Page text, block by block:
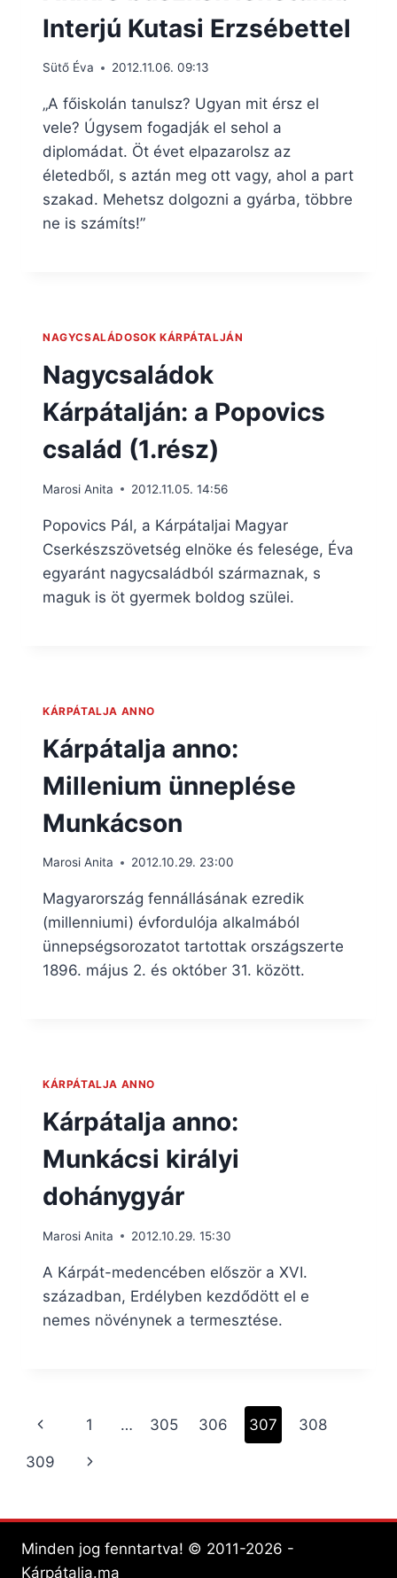
Interjú Kutasi Erzsébettel
Sütő Éva 2012.11.06. 09:13
„A főiskolán tanulsz? Ugyan mit érsz el
vele? Úgysem fogadják el sehol a
diplomádat. Öt évet elpazarolsz az
életedből, s aztán meg ott vagy, ahol a part
szakad. Mehetsz dolgozni a gyárba, többre
ne is számíts!”
NAGYCSALÁDOSOK KÁRPÁTALJÁN
Nagycsaládok
Kárpátalján: a Popovics
család (1.rész)
Marosi Anita 2012.11.05. 14:56
Popovics Pál, a Kárpátaljai Magyar
Cserkészszövetség elnöke és felesége, Éva
egyaránt nagycsaládból származnak, s
maguk is öt gyermek boldog szülei.
KÁRPÁTALJA ANNO
Kárpátalja anno:
Millenium ünneplése
Munkácson
Marosi Anita 2012.10.29. 23:00
Magyarország fennállásának ezredik
(millenniumi) évfordulója alkalmából
ünnepségsorozatot tartottak országszerte
1896. május 2. és október 31. között.
KÁRPÁTALJA ANNO
Kárpátalja anno:
Munkácsi királyi
dohánygyár
Marosi Anita 2012.10.29. 15:30
A Kárpát-medencében először a XVI.
században, Erdélyben kezdődött el e
nemes növénynek a termesztése.
Page
navigation
Previous
Page
1 … 305 306 307 308
309
Next
Minden jog fenntartva! © 2011-2026 -
Kárpátalja.ma